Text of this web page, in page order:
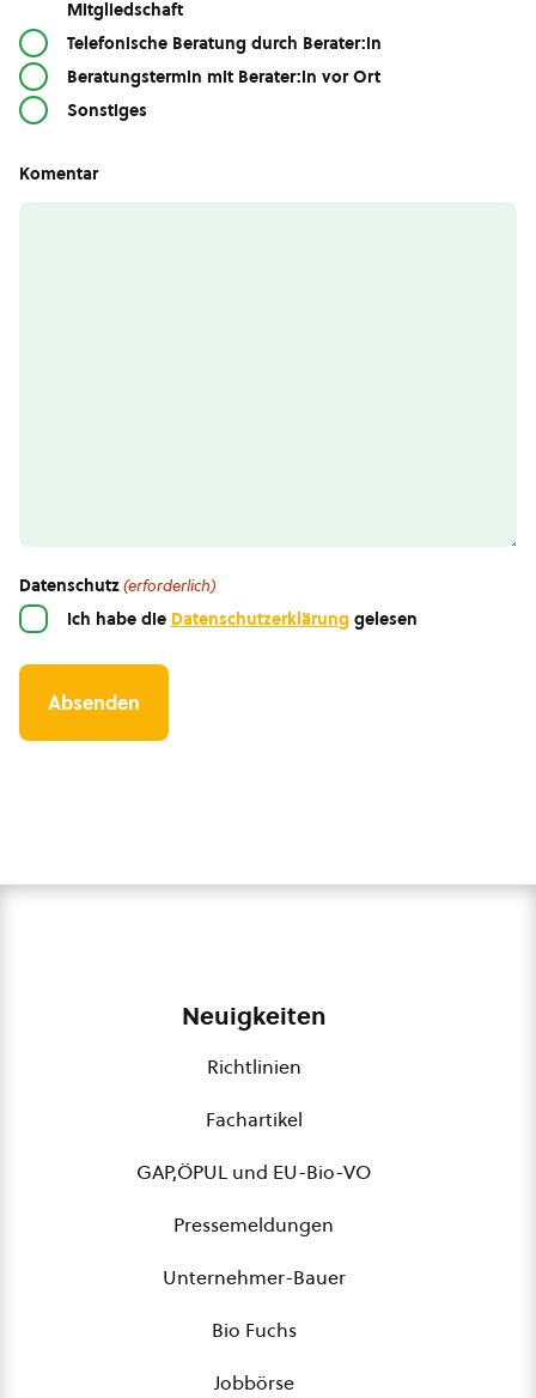
Mitgliedschaft
Telefonische Beratung durch Berater:in
Beratungstermin mit Berater:in vor Ort
Sonstiges
Komentar
Datenschutz(erforderlich)
Ich habe die Datenschutzerklärung gelesen
Neuigkeiten
Richtlinien
Fachartikel
GAP,ÖPUL und EU-Bio-VO
Pressemeldungen
Unternehmer-Bauer
Bio Fuchs
Jobbörse